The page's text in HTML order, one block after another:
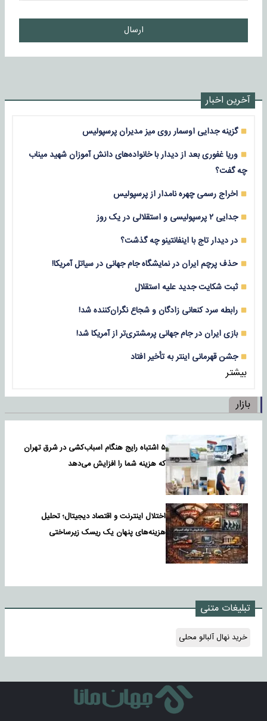
ارسال
آخرین اخبار
گزینه جدایی اوسمار روی میز مدیران پرسپولیس
وریا غفوری بعد از دیدار با خانواده‌های دانش آموزان شهید میناب
چه گفت؟
اخراج رسمی چهره نامدار از پرسپولیس
جدایی ۲ پرسپولیسی و استقلالی در یک روز
در دیدار تاج با اینفانتینو چه گذشت؟
حذف پرچم ایران در نمایشگاه جام جهانی در سیاتل آمریکا!
ثبت شکایت جدید علیه استقلال
رابطه سرد کنعانی زادگان و شجاع نگران‌کننده شد!
بازی‌ ایران در جام جهانی پرمشتری‌تر از آمریکا شد!
جشن قهرمانی اینتر به تأخیر افتاد
بیشتر
بازار
۵ اشتباه رایج هنگام اسباب‌کشی در شرق تهران
که هزینه شما را افزایش می‌دهد
اختلال اینترنت و اقتصاد دیجیتال؛ تحلیل
هزینه‌های پنهان یک ریسک زیرساختی
تبلیغات متنی
خرید نهال آلبالو محلی